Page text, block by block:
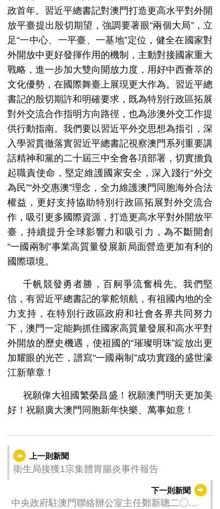
政首年。習近平總書記對澳門打造更高水平對外開
放平臺提出殷切期望，強調要著眼“兩個大局”，立
足“一中心、一平臺、一基地”定位，健全在國家對
外開放中更好發揮作用的機制，主動對接國家重大
戰略，進一步加大雙向開放力度，用好中西薈萃的
文化優勢，在國際舞臺上展現更大作為。習近平總
書記的殷切期許和明確要求，既為特別行政區拓展
對外交流合作指明方向路徑，也為涉澳外交工作提
供行動指南。我們要以習近平外交思想為指引，深
入學習貫徹落實習近平總書記視察澳門系列重要講
話精神和黨的二十屆三中全會各項部署，切實擔負
起職責使命，堅定維護國家安全，深入踐行“外交
為民”“外交惠澳”理念，全力維護澳門同胞海外合法
權益，更好支持協助特別行政區拓展對外交流合
作，吸引更多國際資源，打造更高水平對外開放平
臺，持續提升全球影響力和吸引力，為不斷開創
“一國兩制”事業高質量發展新局面營造更加有利的
國際環境。
千帆競發勇者勝，百舸爭流奮楫先。我們堅
信，有習近平總書記的掌舵領航，有祖國內地的全
力支持，在特別行政區政府和社會各界共同努力
下，澳門一定能夠抓住國家高質量發展和高水平對
外開放的歷史機遇，使祖國的“璀璨明珠”綻放出更
加耀眼的光芒，譜寫“一國兩制”成功實踐的盛世濠
江新華章！
祝願偉大祖國繁榮昌盛！祝願澳門明天更加美
好！祝願廣大澳門同胞新年快樂、萬事如意！
上一則新聞
衛生局接獲1宗集體胃腸炎事件報告
下一則新聞
中央政府駐澳門聯絡辦公室主任鄭新聰二〇二